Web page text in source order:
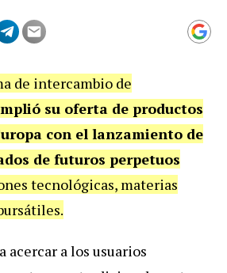
de intercambio de
su oferta de productos
con el lanzamiento de
de futuros perpetuos
tecnológicas, materias
acercar a los usuarios